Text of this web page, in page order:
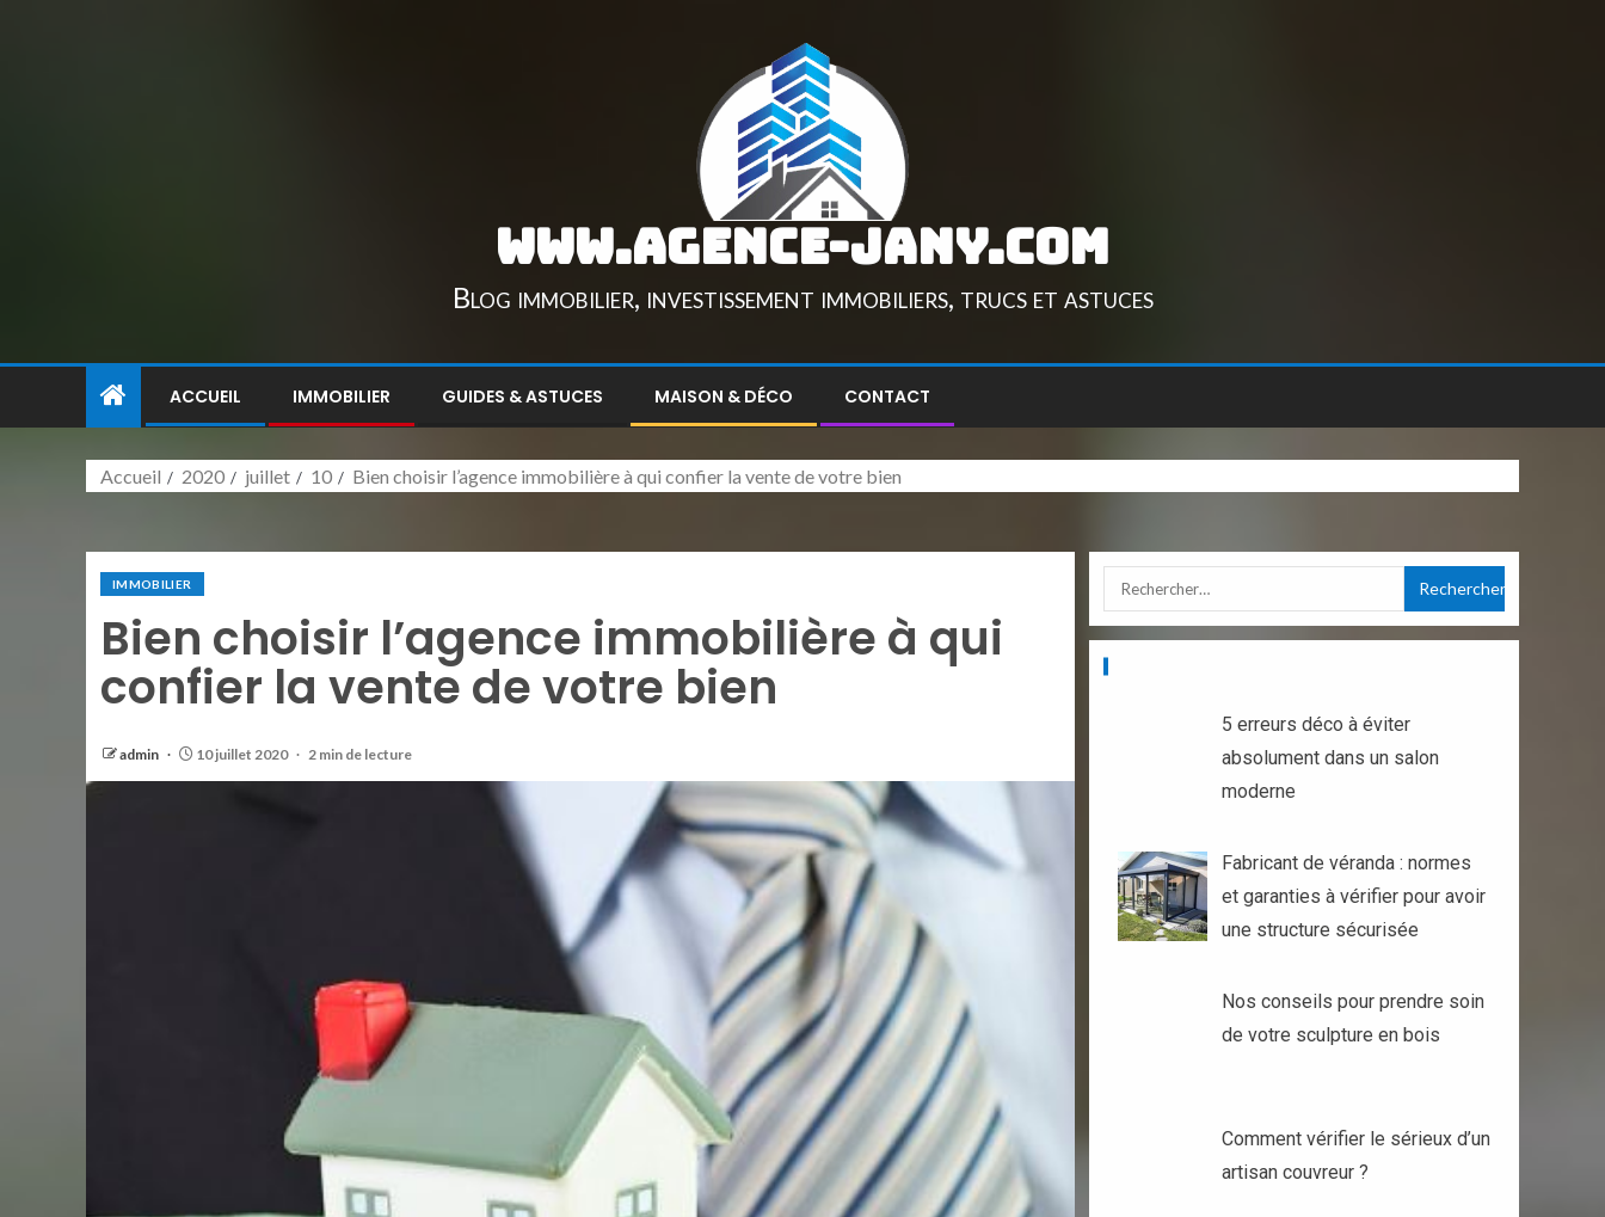
www.agence-jany.com
Blog immobilier, investissement immobiliers, trucs et astuces
ACCUEIL IMMOBILIER GUIDES & ASTUCES MAISON & DÉCO CONTACT
Accueil 2020 juillet 10 Bien choisir l’agence immobilière à qui confier la vente de votre bien
IMMOBILIER
Bien choisir l’agence immobilière à qui
confier la vente de votre bien
admin 10 juillet 2020 2 min de lecture
5 erreurs déco à éviter
absolument dans un salon
moderne
Fabricant de véranda : normes
et garanties à vérifier pour avoir
une structure sécurisée
Nos conseils pour prendre soin
de votre sculpture en bois
Comment vérifier le sérieux d’un
artisan couvreur ?